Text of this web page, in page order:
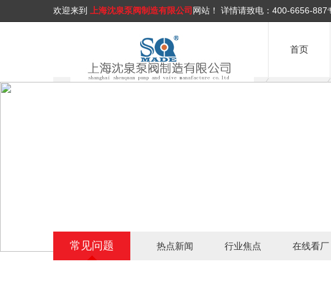
欢迎来到 上海沈泉泵阀制造有限公司 网站！ 详情请致电： 400-6656-887
首页
常见问题 热点新闻 行业焦点 在线看厂